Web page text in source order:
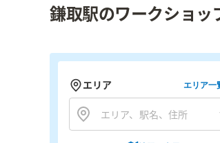
鎌取駅のワークショッ
エリア エリア一